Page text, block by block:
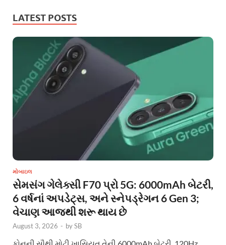
LATEST POSTS
મોબાઇલ
સેમસંગ ગેલેક્સી F70 પ્રો 5G: 6000mAh બેટરી,
6 વર્ષનાં અપડેટ્સ, અને સ્નેપડ્રેગન 6 Gen 3;
વેચાણ આજથી શરૂ થાય છે
August 3, 2026 - bySB